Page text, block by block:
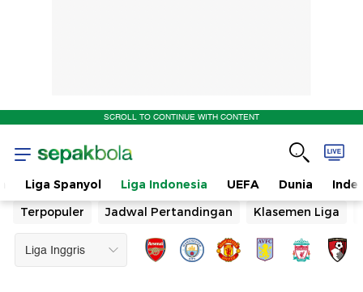
SCROLL TO CONTINUE WITH CONTENT
Liga Spanyol Liga Indonesia UEFA Dunia
Terpopuler
Jadwal Pertandingan Klasemen Liga